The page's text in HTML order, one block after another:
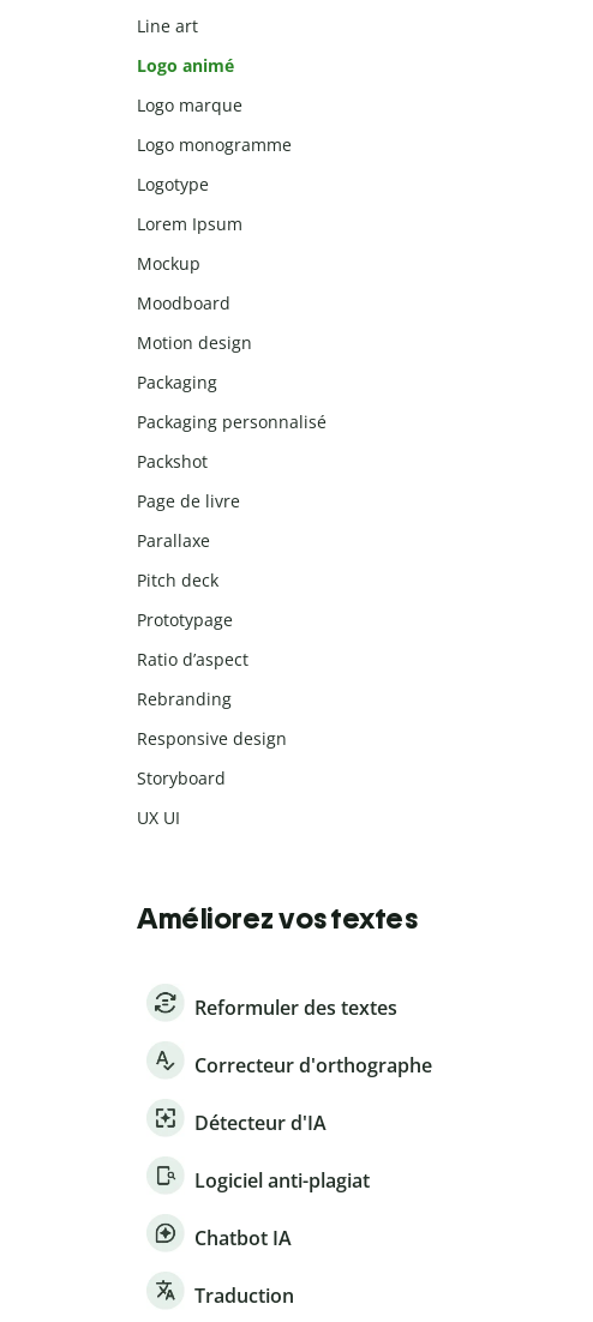
Line art
Logo animé
Logo marque
Logo monogramme
Logotype
Lorem Ipsum
Mockup
Moodboard
Motion design
Packaging
Packaging personnalisé
Packshot
Page de livre
Parallaxe
Pitch deck
Prototypage
Ratio d’aspect
Rebranding
Responsive design
Storyboard
UX UI
Améliorez vos textes
Reformuler des textes
Correcteur d'orthographe
Détecteur d'IA
Logiciel anti-plagiat
Chatbot IA
Traduction